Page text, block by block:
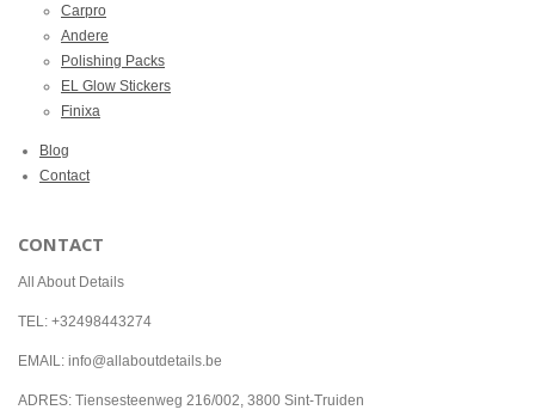
Carpro
Andere
Polishing Packs
EL Glow Stickers
Finixa
Blog
Contact
CONTACT
All About Details
TEL: +32498443274
EMAIL: info@allaboutdetails.be
ADRES: Tiensesteenweg 216/002, 3800 Sint-Truiden